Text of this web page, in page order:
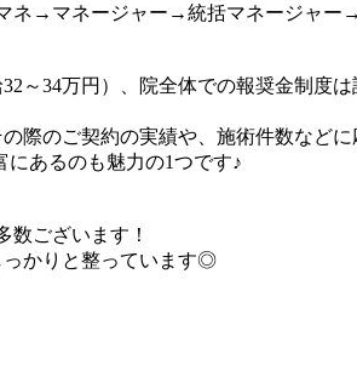
→マネージャー→統括マネージャー→
～34万円）、院全体での報奨金制
際のご契約の実績や、施術件数など
あるのも魅力の1つです♪
数ございます！
っかりと整っています◎